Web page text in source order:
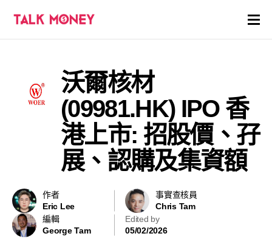
證券商評價
各種投資產品戶口
貸款
虛擬貨幣
沃爾核材
(09981.HK) IPO 香
港上市: 招股價、孖
展、認購及集資額
作者
Eric Lee
事實查核員
Chris Tam
編輯
George Tam
Edited by
05/02/2026